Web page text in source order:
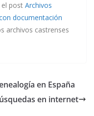
el post Archivos
documentación
archivos castrenses
en España
en internet